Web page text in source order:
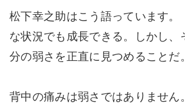
松下幸之助はこう語っています。
な状況でも成長できる。しかし、
分の弱さを正直に見つめることだ
背中の痛みは弱さではありません。